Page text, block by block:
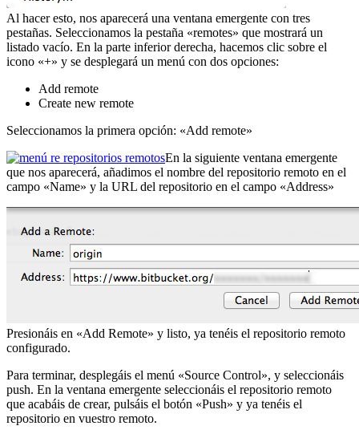
Al hacer esto, nos aparecerá una ventana emergente con tres
pestañas. Seleccionamos la pestaña «remotes» que mostrará un
listado vacío. En la parte inferior derecha, hacemos clic sobre el
icono «+» y se desplegará un menú con dos opciones:
Add remote
Create new remote
Seleccionamos la primera opción: «Add remote»
En la siguiente ventana emergente
que nos aparecerá, añadimos el nombre del repositorio remoto en el
campo «Name» y la URL del repositorio en el campo «Address»
Presionáis en «Add Remote» y listo, ya tenéis el repositorio remoto
configurado.
Para terminar, desplegáis el menú «Source Control», y seleccionáis
push. En la ventana emergente seleccionáis el repositorio remoto
que acabáis de crear, pulsáis el botón «Push» y ya tenéis el
repositorio en vuestro remoto.